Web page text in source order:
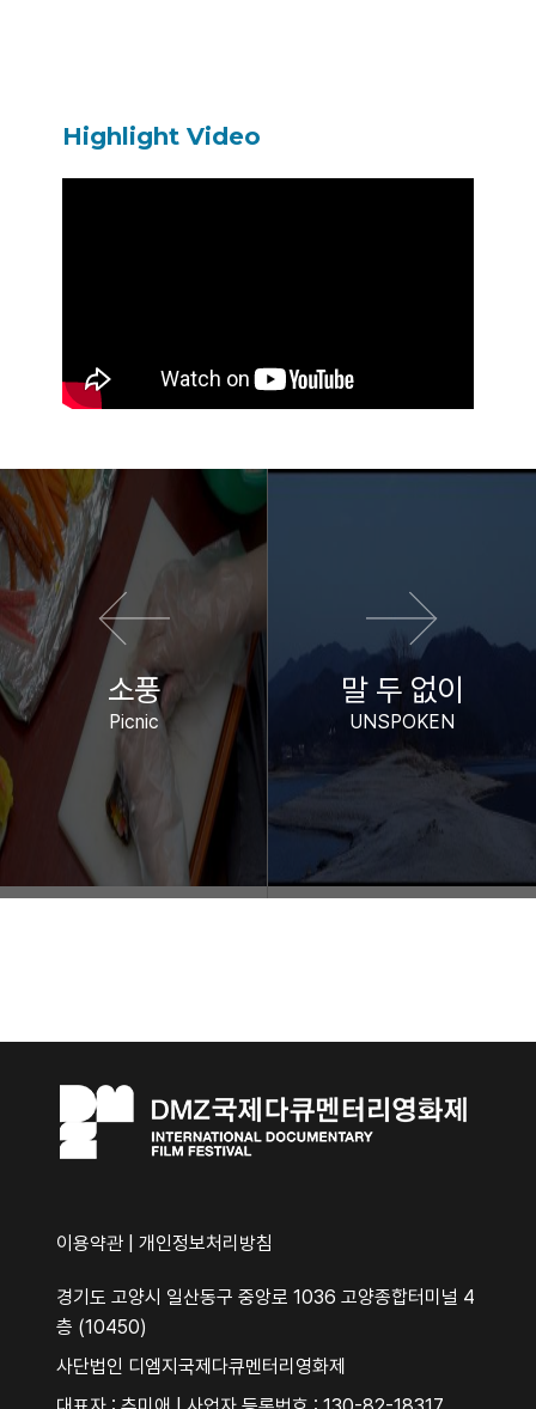
Highlight Video
이전 영화
소풍
Picnic
다음 영화
말 두 없이
UNSPOKEN
이용약관 개인정보처리방침
경기도 고양시 일산동구 중앙로 1036 고양종합터미널 4
층 (10450)
사단법인 디엠지국제다큐멘터리영화제